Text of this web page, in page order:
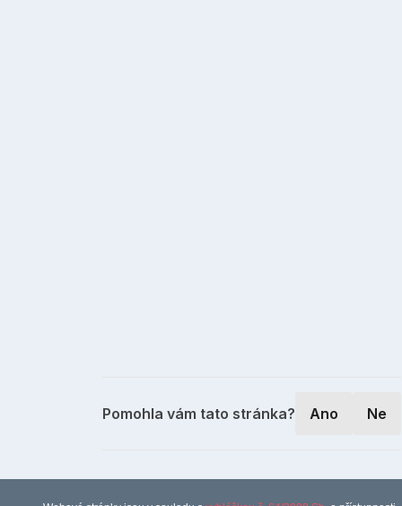
Pomohla vám tato stránka? Ano Ne